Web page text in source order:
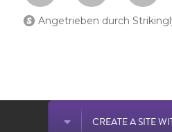
Angetrieben durch
CREATE A SITE
Erstellen Sie Ihre